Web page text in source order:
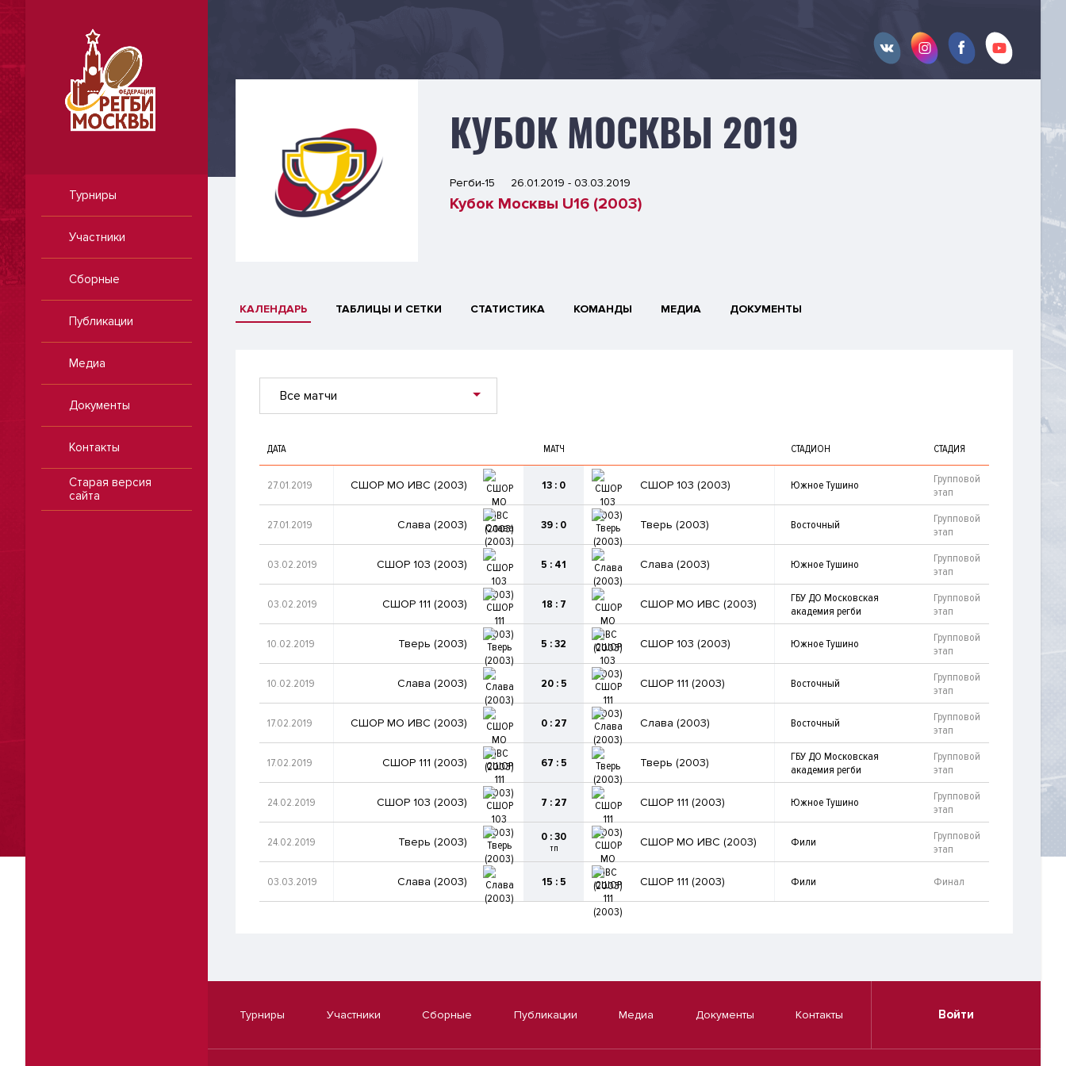
Турниры
Участники
Сборные
Публикации
Медиа
Документы
Контакты
Старая версия
сайта
КУБОК МОСКВЫ 2019
Регби-15 26.01.2019 - 03.03.2019
Кубок Москвы U16 (2003)
КАЛЕНДАРЬ ТАБЛИЦЫ И СЕТКИ СТАТИСТИКА КОМАНДЫ МЕДИА ДОКУМЕНТЫ
Все матчи
ДАТА МАТЧ СТАДИОН СТАДИЯ
27.01.2019 СШОР МО ИВС (2003) 13 : 0 СШОР 103 (2003) Южное Тушино
Групповой
этап
27.01.2019 Слава (2003) 39 : 0 Тверь (2003) Восточный
Групповой
этап
03.02.2019 СШОР 103 (2003) 5 : 41 Слава (2003) Южное Тушино
Групповой
этап
03.02.2019 СШОР 111 (2003) 18 : 7 СШОР МО ИВС (2003)
ГБУ ДО Московская
академия регби
Групповой
этап
10.02.2019 Тверь (2003) 5 : 32 СШОР 103 (2003) Южное Тушино
Групповой
этап
10.02.2019 Слава (2003) 20 : 5 СШОР 111 (2003) Восточный
Групповой
этап
17.02.2019 СШОР МО ИВС (2003) 0 : 27 Слава (2003) Восточный
Групповой
этап
17.02.2019 СШОР 111 (2003) 67 : 5 Тверь (2003)
ГБУ ДО Московская
академия регби
Групповой
этап
24.02.2019 СШОР 103 (2003) 7 : 27 СШОР 111 (2003) Южное Тушино
Групповой
этап
24.02.2019 Тверь (2003) 0 : 30
тп СШОР МО ИВС (2003) Фили
Групповой
этап
03.03.2019 Слава (2003) 15 : 5 СШОР 111 (2003) Фили Финал
Турниры Участники Сборные Публикации Медиа Документы Контакты Войти